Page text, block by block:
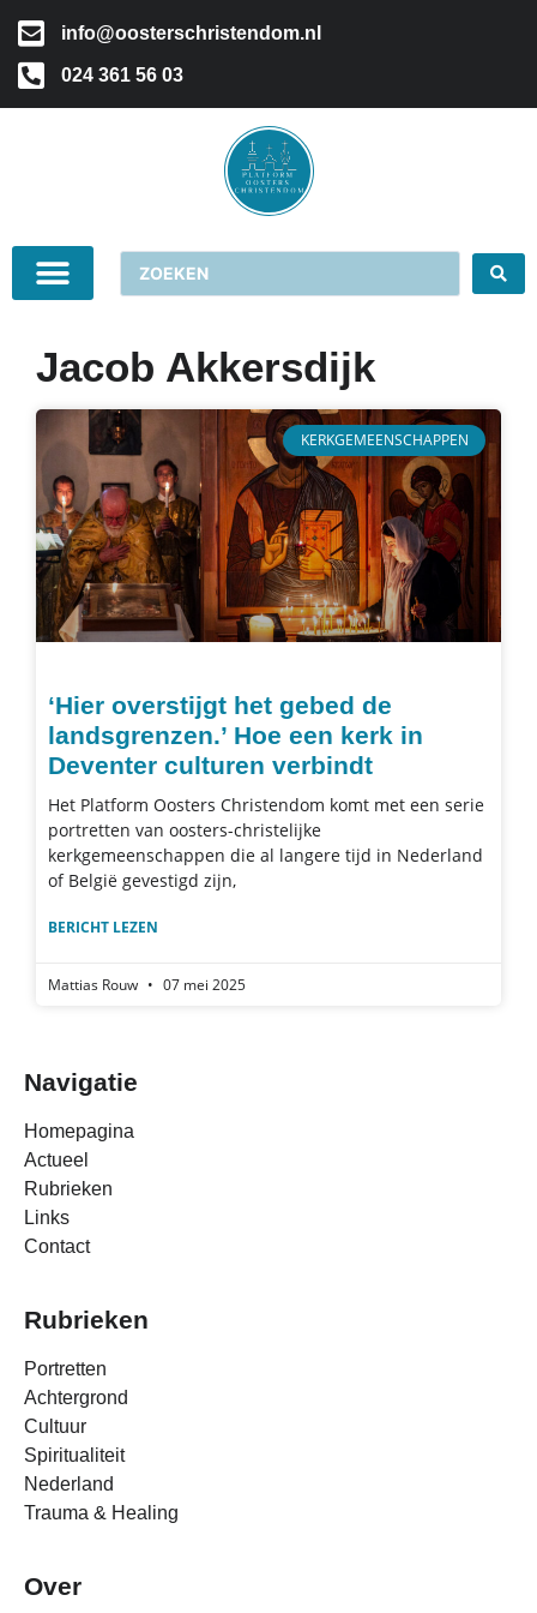
info@oosterschristendom.nl
024 361 56 03
Jacob Akkersdijk
KERKGEMEENSCHAPPEN
‘Hier overstijgt het gebed de
landsgrenzen.’ Hoe een kerk in
Deventer culturen verbindt
Het Platform Oosters Christendom komt met een serie
portretten van oosters-christelijke
kerkgemeenschappen die al langere tijd in Nederland
of België gevestigd zijn,
BERICHT LEZEN
Mattias Rouw 07 mei 2025
Navigatie
Homepagina
Actueel
Rubrieken
Links
Contact
Rubrieken
Portretten
Achtergrond
Cultuur
Spiritualiteit
Nederland
Trauma & Healing
Over